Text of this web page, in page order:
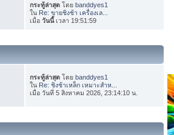
กระทู้ล่าสุด โดยbanddyes1
ใน Re: ขายชิงช้า เครื่องเล...
เมื่อวันนี้เวลา 19:51:59
กระทู้ล่าสุด โดยbanddyes1
ใน Re: ชิงช้าเหล็ก เหมาะสำห...
เมื่อ วันที่ 5 สิงหาคม 2026, 23:14:10 น.